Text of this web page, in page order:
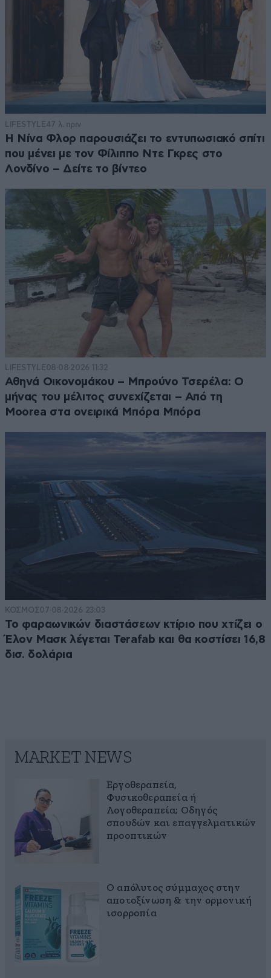
LIFESTYLE47 λ. πριν
Η Νίνα Φλορ παρουσιάζει το εντυπωσιακό σπίτι
που μένει με τον Φίλιππο Ντε Γκρες στο
Λονδίνο – Δείτε το βίντεο
LIFESTYLE08·08·2026 11:32
Αθηνά Οικονομάκου – Μπρούνο Τσερέλα: Ο
μήνας του μέλιτος συνεχίζεται – Από τη
Moorea στα ονειρικά Μπόρα Μπόρα
ΚΟΣΜΟΣ07·08·2026 23:03
Το φαραωνικών διαστάσεων κτίριο που χτίζει ο
Έλον Μασκ λέγεται Terafab και θα κοστίσει 16,8
δισ. δολάρια
MARKET NEWS
Εργοθεραπεία,
Φυσικοθεραπεία ή
Λογοθεραπεία; Οδηγός
σπουδών και επαγγελματικών
προοπτικών
Ο απόλυτος σύμμαχος στην
αποτοξίνωση & την ορμονική
ισορροπία